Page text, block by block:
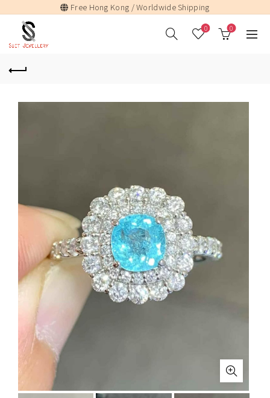
Free Hong Kong / Worldwide Shipping
0 0